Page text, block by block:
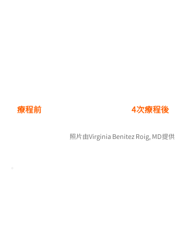
療程前 4次療程後
照片由Virginia Benitez Roig, MD提供